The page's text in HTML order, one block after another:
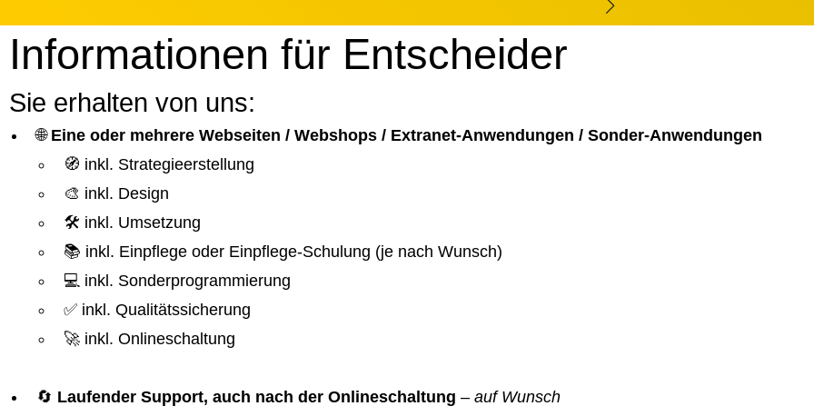
Informationen für Entscheider
Sie erhalten von uns:
🌐 Eine oder mehrere Webseiten / Webshops / Extranet-Anwendungen / Sonder-Anwendungen
🧭 inkl. Strategieerstellung
🎨 inkl. Design
🛠️ inkl. Umsetzung
📚 inkl. Einpflege oder Einpflege-Schulung (je nach Wunsch)
💻 inkl. Sonderprogrammierung
✅ inkl. Qualitätssicherung
🚀 inkl. Onlineschaltung
🔄 Laufender Support, auch nach der Onlineschaltung – auf Wunsch